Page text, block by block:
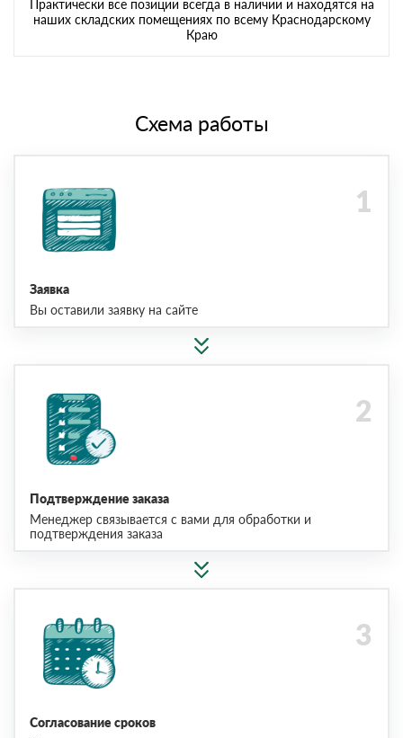
Практически все позиции всегда в наличии и находятся на
наших складских помещениях по всему Краснодарскому
Краю
Схема работы
Заявка
Вы оставили заявку на сайте
Подтверждение заказа
Менеджер связывается с вами для обработки и
подтверждения заказа
Согласование сроков